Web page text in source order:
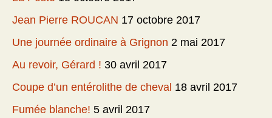
Jean Pierre ROUCAN 17 octobre 2017
Une journée ordinaire à Grignon 2 mai 2017
Au revoir, Gérard ! 30 avril 2017
Coupe d’un entérolithe de cheval 18 avril 2017
Fumée blanche! 5 avril 2017